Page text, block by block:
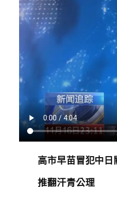
高市早苗冒犯中日
推翻汗青公理